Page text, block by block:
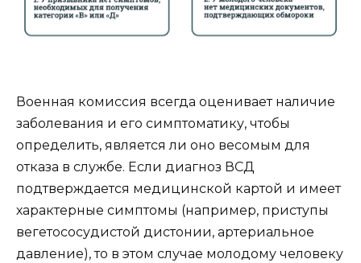
Военная комиссия всегда оценивает наличие
заболевания и его симптоматику, чтобы
определить, является ли оно весомым для
отказа в службе. Если диагноз ВСД
подтверждается медицинской картой и имеет
характерные симптомы (например, приступы
вегетососудистой дистонии, артериальное
давление), то в этом случае молодому человеку